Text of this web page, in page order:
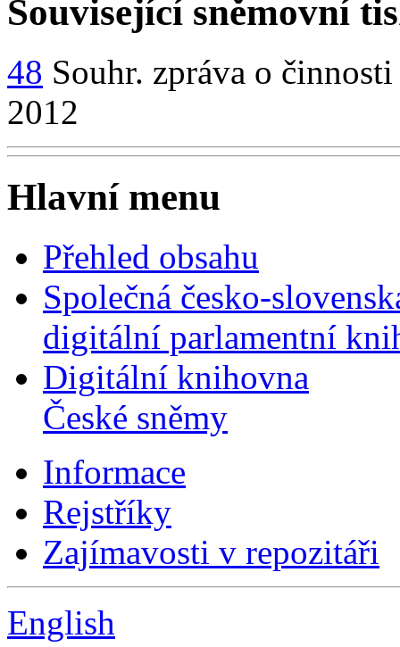
Související sněmovní
48 Souhr. zpráva o
2012
Hlavní menu
Přehled obsahu
Společná česko-
digitální parlamentní
Digitální knihovna
České sněmy
Informace
Rejstříky
Zajímavosti v repozitáři
English